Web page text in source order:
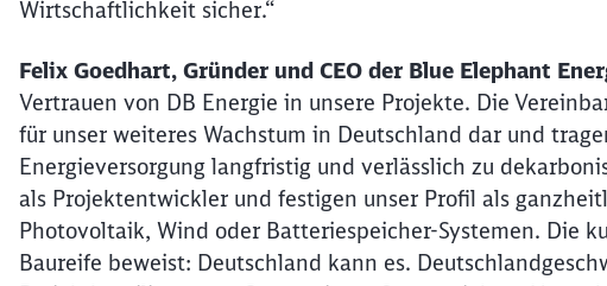
Wirtschaftlichkeit sicher.“
Felix Goedhart, Gründer und CEO der Blue Elephant
Vertrauen von DB Energie in unsere Projekte. Die
für unser weiteres Wachstum in Deutschland dar und
Energieversorgung langfristig und verlässlich zu
als Projektentwickler und festigen unser Profil als
Photovoltaik, Wind oder Batteriespeicher-Systemen. Die
Baureife beweist: Deutschland kann es.